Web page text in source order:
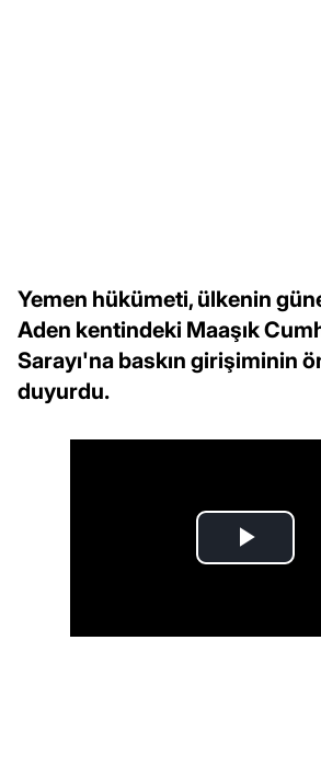
Yemen hükümeti, ülkenin
Aden kentindeki Maaşık
Sarayı'na baskın girişiminin
duyurdu.